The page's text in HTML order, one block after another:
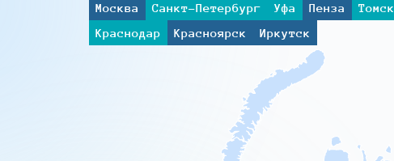
Москва Санкт-Петербург Уфа Пенза Томск
Краснодар
Красноярск Иркутск